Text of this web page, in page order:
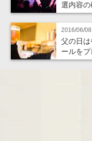
選内容
2016/06/08
父の日
ールを